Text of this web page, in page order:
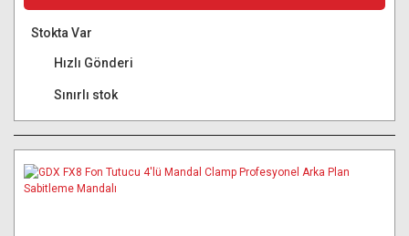
Stokta Var
Hızlı Gönderi
Sınırlı stok